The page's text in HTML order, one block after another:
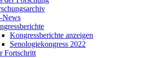
News
Kongressberichte anzeigen
Senologiekongress 2022
Fortschritt